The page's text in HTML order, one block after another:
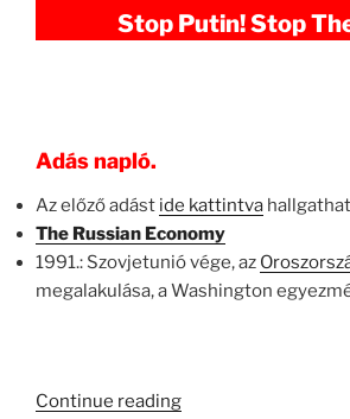
Stop Putin! Stop
Adás napló.
Az előző adást ide kattintva
The Russian Economy
1991.: Szovjetunió vége, az
megalakulása, a Washington
Continue reading“KBWAR02